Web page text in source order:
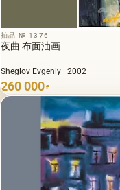
拍品 № 1376
夜曲 布面油画
Sheglov Evgeniy · 2002
260 000 ₽